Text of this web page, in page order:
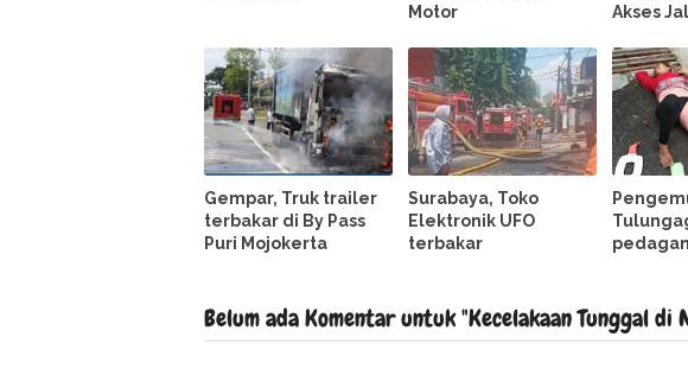
Motor
Akses
Gempar, Truk trailer
terbakar di By Pass
Puri Mojokerta
Surabaya, Toko
Elektronik UFO
terbakar
Belum ada Komentar untuk "Kecelakaan Tunggal